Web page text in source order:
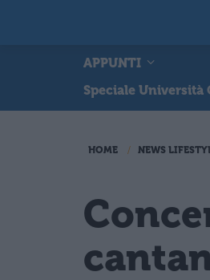
APPUNTI
Speciale Università
HOME NEWS